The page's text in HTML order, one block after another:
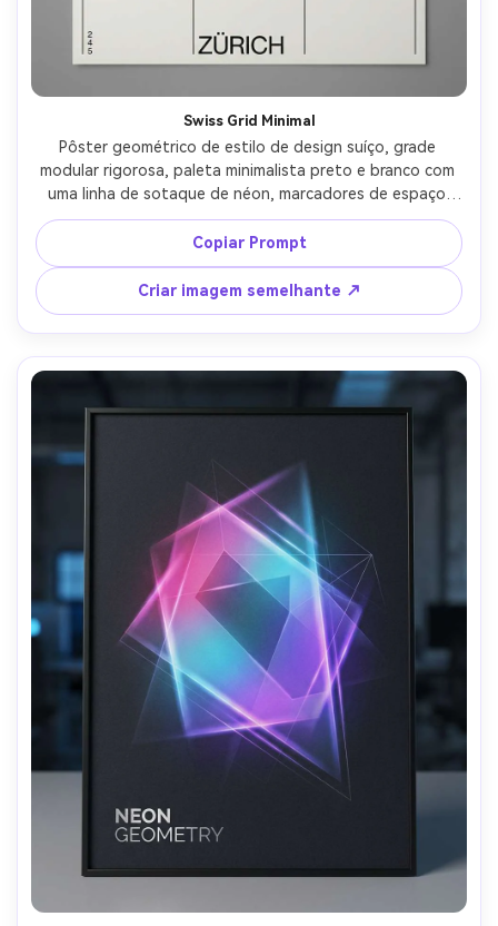
Swiss Grid Minimal
Pôster geométrico de estilo de design suíço, grade
modular rigorosa, paleta minimalista preto e branco com
uma linha de sotaque de néon, marcadores de espaço
assimétrico de tipografia, regras finas e alinhamento
preciso, muitos espaços em branco, estética vetorial
ultra-limpa, vibe de pôster de museu moderno, margens
nítidas, layout de design gráfico profissional, iluminação
cinematográfica suave-AR 4:5
Copiar Prompt
Criar imagem semelhante ↗